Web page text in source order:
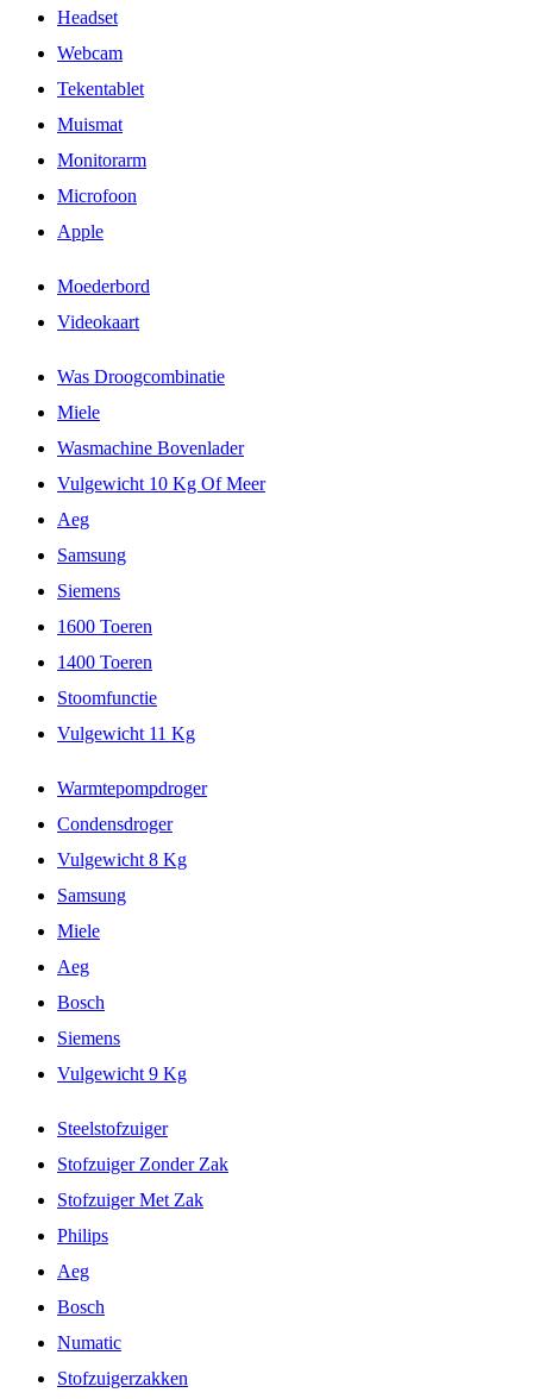
Headset
Webcam
Tekentablet
Muismat
Monitorarm
Microfoon
Apple
Moederbord
Videokaart
Was Droogcombinatie
Miele
Wasmachine Bovenlader
Vulgewicht 10 Kg Of Meer
Aeg
Samsung
Siemens
1600 Toeren
1400 Toeren
Stoomfunctie
Vulgewicht 11 Kg
Warmtepompdroger
Condensdroger
Vulgewicht 8 Kg
Samsung
Miele
Aeg
Bosch
Siemens
Vulgewicht 9 Kg
Steelstofzuiger
Stofzuiger Zonder Zak
Stofzuiger Met Zak
Philips
Aeg
Bosch
Numatic
Stofzuigerzakken